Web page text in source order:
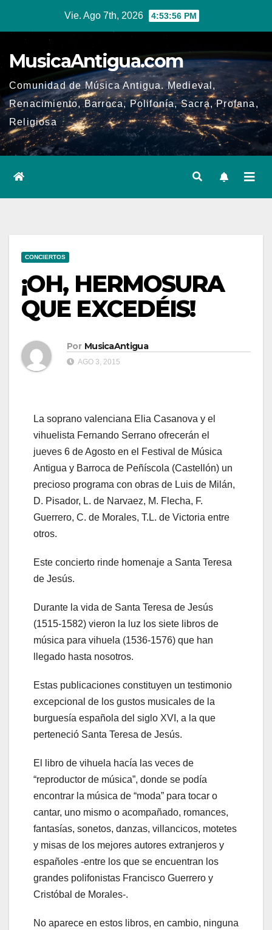
Vie. Ago 7th, 2026 4:53:57 PM
MusicaAntigua.com
Comunidad de Música Antigua. Medieval,
Renacimiento, Barroca, Polifonía, Sacra, Profana,
Religiosa
CONCIERTOS
¡OH, HERMOSURA
QUE EXCEDÉIS!
Por MusicaAntigua
AGO 3, 2015
La soprano valenciana Elia Casanova y el
vihuelista Fernando Serrano ofrecerán el
jueves 6 de Agosto en el Festival de Música
Antigua y Barroca de Peñíscola (Castellón) un
precioso programa con obras de Luis de Milán,
D. Pisador, L. de Narvaez, M. Flecha, F.
Guerrero, C. de Morales, T.L. de Victoria entre
otros.
Este concierto rinde homenaje a Santa Teresa
de Jesús.
Durante la vida de Santa Teresa de Jesús
(1515-1582) vieron la luz los siete libros de
música para vihuela (1536-1576) que han
llegado hasta nosotros.
Estas publicaciones constituyen un testimonio
excepcional de los gustos musicales de la
burguesía española del siglo XVI, a la que
perteneció Santa Teresa de Jesús.
El libro de vihuela hacía las veces de
“reproductor de música”, donde se podía
encontrar la música de “moda” para tocar o
cantar, uno mismo o acompañado, romances,
fantasías, sonetos, danzas, villancicos, motetes
y misas de los mejores autores extranjeros y
españoles -entre los que se encuentran los
grandes polifonistas Francisco Guerrero y
Cristóbal de Morales-.
No aparece en estos libros, en cambio, ninguna